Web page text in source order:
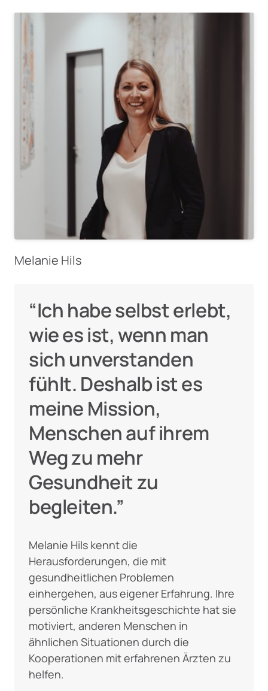
Melanie Hils
“Ich habe selbst erlebt,
wie es ist, wenn man
sich unverstanden
fühlt. Deshalb ist es
meine Mission,
Menschen auf ihrem
Weg zu mehr
Gesundheit zu
begleiten.”
Melanie Hils kennt die
Herausforderungen, die mit
gesundheitlichen Problemen
einhergehen, aus eigener Erfahrung. Ihre
persönliche Krankheitsgeschichte hat sie
motiviert, anderen Menschen in
ähnlichen Situationen durch die
Kooperationen mit erfahrenen Ärzten zu
helfen.